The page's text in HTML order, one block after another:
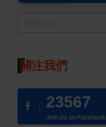
關注我們
23567
Join Us on Facebook